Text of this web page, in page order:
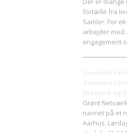
fortælle fra
Samler. For
arbejder med
engagement
Grønt
navnet på et
Aarhus.